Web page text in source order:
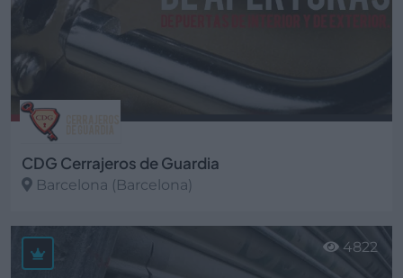
CDG Cerrajeros de Guardia
Barcelona (Barcelona)
Ver más
4822